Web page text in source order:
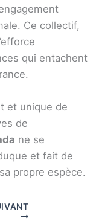
Ce collectif,
qui entachent
et unique de
de
ne se
et fait de
propre espèce.